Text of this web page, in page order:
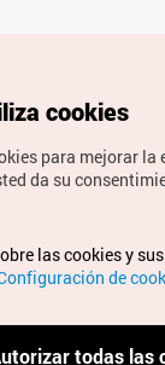
de Turismo de
y cuestiones
al correo
cookies
para mejorar la
da su
las cookies y
de
todas las